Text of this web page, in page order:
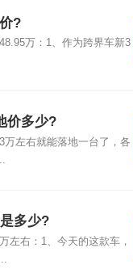
?
万：1、作为跨界车新3
价多少?
万左右就能落地一台了，各
多少?
左右：1、今天的这款车，